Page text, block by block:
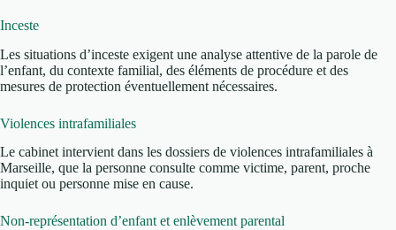
Inceste
Les situations d’inceste exigent une analyse attentive de la parole de
l’enfant, du contexte familial, des éléments de procédure et des
mesures de protection éventuellement nécessaires.
Violences intrafamiliales
Le cabinet intervient dans les dossiers de violences intrafamiliales à
Marseille, que la personne consulte comme victime, parent, proche
inquiet ou personne mise en cause.
Non-représentation d’enfant et enlèvement parental